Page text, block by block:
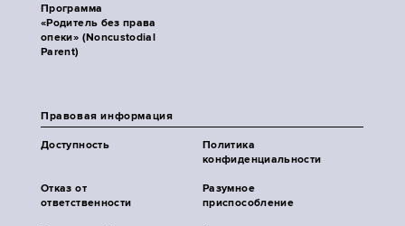
Программа
«Родитель без права
опеки» (Noncustodial
Parent)
Правовая информация
Доступность
Политика
конфиденциальности
Отказ от
ответственности
Разумное
приспособление